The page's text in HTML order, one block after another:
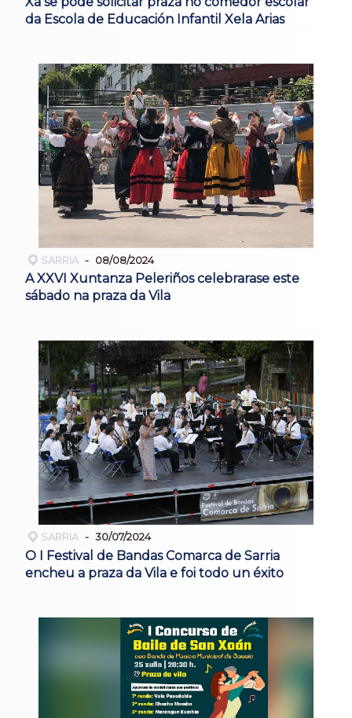
da Escola de Educación Infantil Xela Arias
SARRIA 08/08/2024
A XXVI Xuntanza Peleriños celebrarase este
sábado na praza da Vila
SARRIA 30/07/2024
O I Festival de Bandas Comarca de Sarria
encheu a praza da Vila e foi todo un éxito